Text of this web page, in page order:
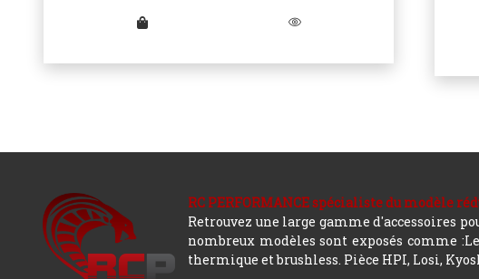
RC PERFORMANCE spécialiste du modèle
Retrouvez une large gamme d'accessoires
nombreux modèles sont exposés comme
thermique et brushless. Pièce HPI, Losi,